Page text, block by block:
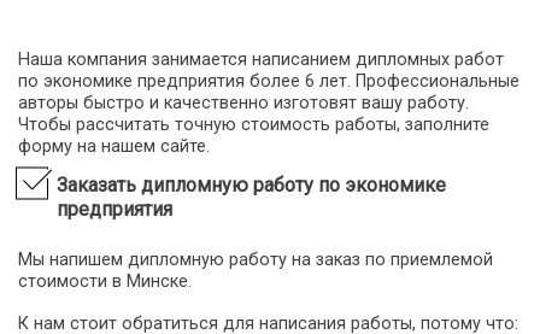
Наша компания занимается написанием дипломных работ
по экономике предприятия более 6 лет. Профессиональные
авторы быстро и качественно изготовят вашу работу.
Чтобы рассчитать точную стоимость работы, заполните
форму на нашем сайте.
Заказать дипломную работу по экономике
предприятия
Мы напишем дипломную работу на заказ по приемлемой
стоимости в Минске.
К нам стоит обратиться для написания работы, потому что: